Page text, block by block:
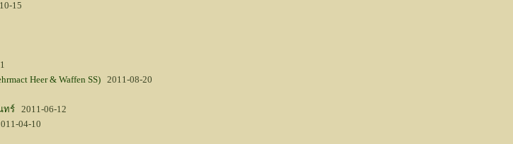
15
Heer & Waffen SS) 2011-08-20
ทร์ 2011-06-12
04-10